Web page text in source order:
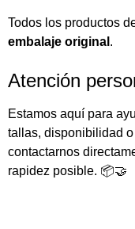
Todos los productos
embalaje original .
Atención
Estamos aquí para
tallas, disponibilidad
contactarnos
rapidez posible. 📦🤝